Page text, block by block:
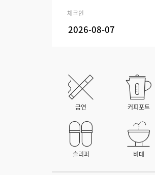
체크인
금연 커피포트
슬리퍼 비데